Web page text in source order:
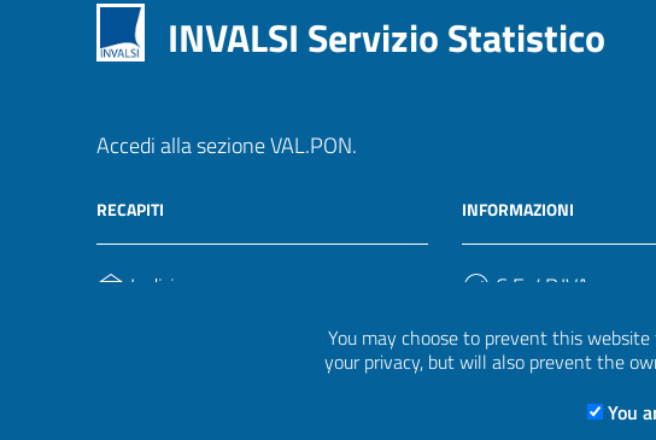
You may choose to prevent this
your privacy, but will also prevent the
You
INVALSI Servizio Statistico
Accedi alla sezione VAL.PON.
RECAPITI
Indirizzo
INFORMAZIONI
C.F. / P.IVA